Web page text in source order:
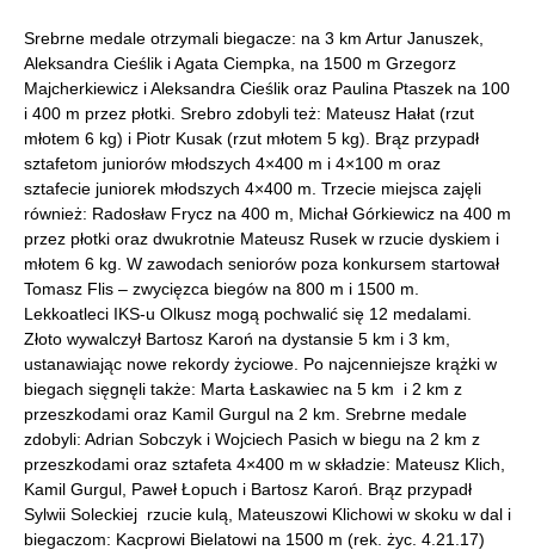
Srebrne medale otrzymali biegacze: na 3 km Artur Januszek,
Aleksandra Cieślik i Agata Ciempka, na 1500 m Grzegorz
Majcherkiewicz i Aleksandra Cieślik oraz Paulina Ptaszek na 100
i 400 m przez płotki. Srebro zdobyli też: Mateusz Hałat (rzut
młotem 6 kg) i Piotr Kusak (rzut młotem 5 kg). Brąz przypadł
sztafetom juniorów młodszych 4×400 m i 4×100 m oraz
sztafecie juniorek młodszych 4×400 m. Trzecie miejsca zajęli
również: Radosław Frycz na 400 m, Michał Górkiewicz na 400 m
przez płotki oraz dwukrotnie Mateusz Rusek w rzucie dyskiem i
młotem 6 kg. W zawodach seniorów poza konkursem startował
Tomasz Flis – zwycięzca biegów na 800 m i 1500 m.
Lekkoatleci IKS-u Olkusz mogą pochwalić się 12 medalami.
Złoto wywalczył Bartosz Karoń na dystansie 5 km i 3 km,
ustanawiając nowe rekordy życiowe. Po najcenniejsze krążki w
biegach sięgnęli także: Marta Łaskawiec na 5 km i 2 km z
przeszkodami oraz Kamil Gurgul na 2 km. Srebrne medale
zdobyli: Adrian Sobczyk i Wojciech Pasich w biegu na 2 km z
przeszkodami oraz sztafeta 4×400 m w składzie: Mateusz Klich,
Kamil Gurgul, Paweł Łopuch i Bartosz Karoń. Brąz przypadł
Sylwii Soleckiej rzucie kulą, Mateuszowi Klichowi w skoku w dal i
biegaczom: Kacprowi Bielatowi na 1500 m (rek. życ. 4.21.17)